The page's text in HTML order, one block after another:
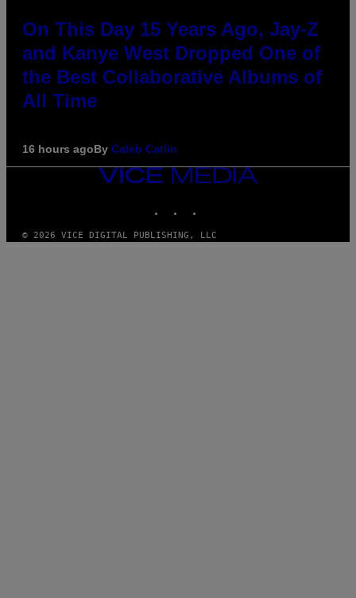
On This Day 15 Years Ago, Jay-Z
and Kanye West Dropped One of
the Best Collaborative Albums of
All Time
16 hours agoBy Caleb Catlin
VICE
© 2026 VICE DIGITAL PUBLISHING, LLC